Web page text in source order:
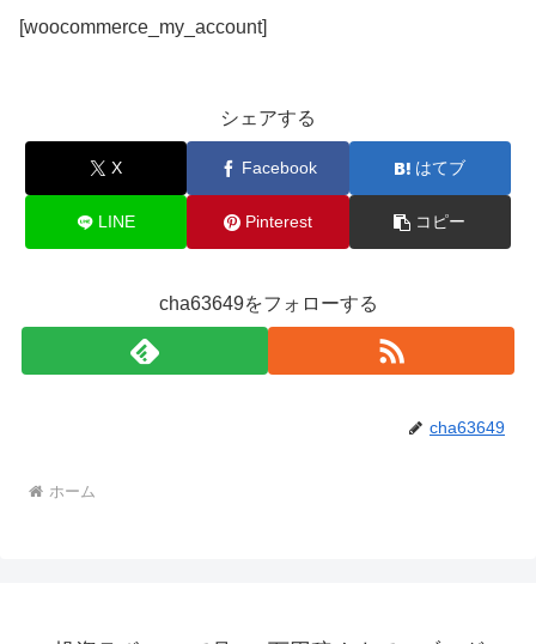
[woocommerce_my_account]
シェアする
X Facebook はてブ
LINE Pinterest コピー
cha63649をフォローする
cha63649
ホーム